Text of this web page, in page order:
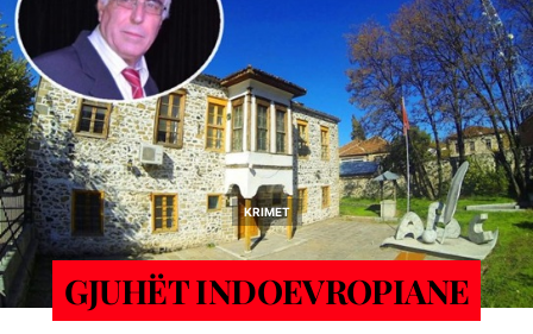
KRIMET
GJUHËT INDOEVROPIANE